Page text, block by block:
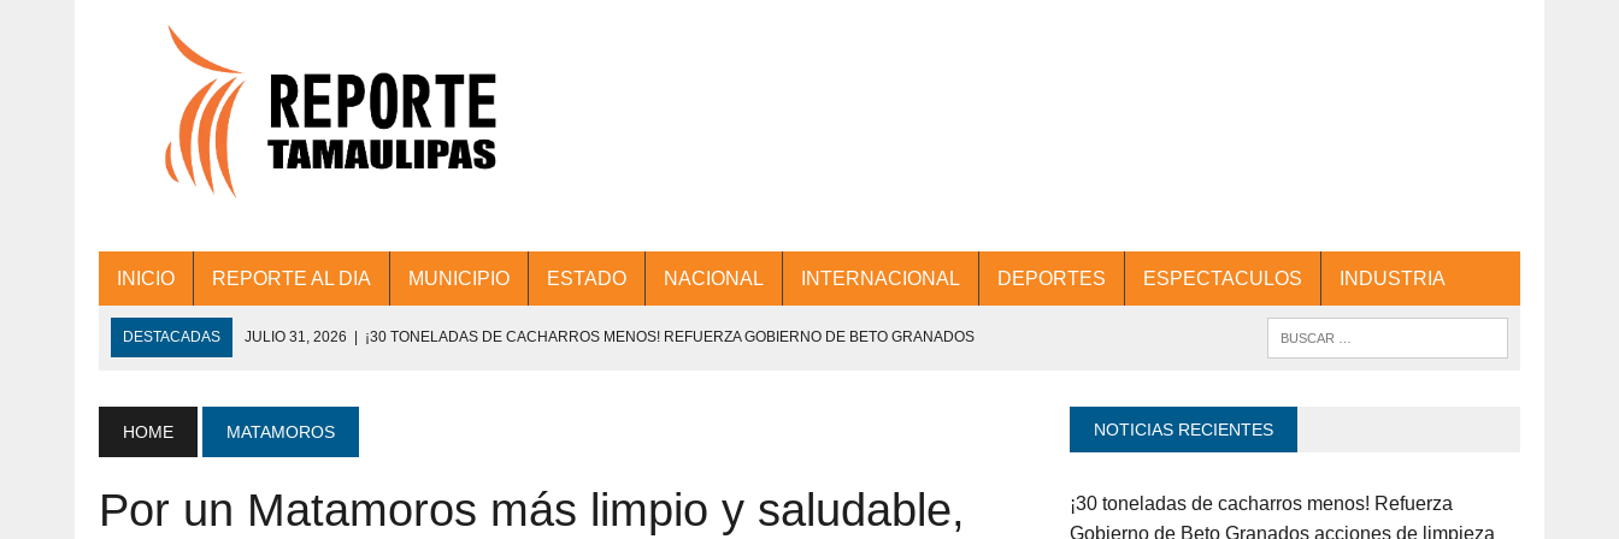
INICIO REPORTE AL DIA MUNICIPIO ESTADO NACIONAL INTERNACIONAL DEPORTES ESPECTACULOS INDUSTRIA
DESTACADAS JULIO 31, 2026 | ¡30 TONELADAS DE CACHARROS MENOS! REFUERZA GOBIERNO DE BETO GRANADOS
JULIO 30, 2026 | 💧🚰 ¡AGUA PARA LA COMUNIDAD!
JULIO 30, 2026 ¡TRABAJO EN EQUIPO Y RESULTADOS! ENCABEZA BETO GRANADOS MESA DE TRABAJO CON PRESIDENTES
HOME MATAMOROS
Por un Matamoros más limpio y saludable,
NOTICIAS RECIENTES
¡30 toneladas de cacharros menos! Refuerza
Gobierno de Beto Granados acciones de limpieza